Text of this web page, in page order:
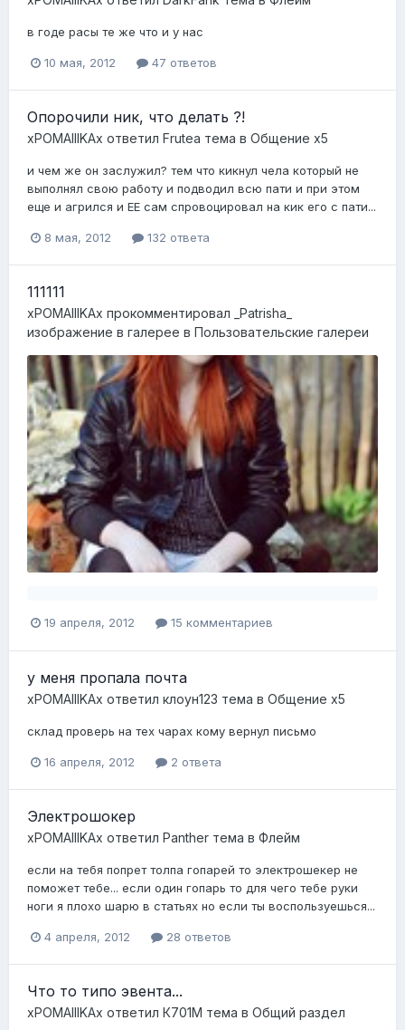
в годе расы те же что и у нас
10 мая, 2012 47 ответов
Опорочили ник, что делать ?!
xPOMAIIIKAx ответил Frutea тема в Общение x5
и чем же он заслужил? тем что кикнул чела который не
выполнял свою работу и подводил всю пати и при этом
еще и агрился и ЕЕ сам спровоцировал на кик его с пати...
8 мая, 2012 132 ответа
111111
xPOMAIIIKAx прокомментировал
_Patrisha_
изображение в галерее в Пользовательские галереи
19 апреля, 2012 15 комментариев
у меня пропала почта
xPOMAIIIKAx ответил клоун123 тема в Общение x5
склад проверь на тех чарах кому вернул письмо
16 апреля, 2012 2 ответа
Электрошокер
xPOMAIIIKAx ответил Panther тема в Флейм
если на тебя попрет толпа гопарей то электрошекер не
поможет тебе... если один гопарь то для чего тебе руки
ноги я плохо шарю в статьях но если ты воспользуешься...
4 апреля, 2012 28 ответов
Что то типо эвента...
xPOMAIIIKAx ответил К701М тема в Общий раздел